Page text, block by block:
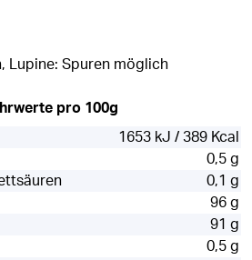
Lupine: Spuren möglich
pro 100g
1653 kJ / 389 Kcal
0,5 g
0,1 g
96 g
91 g
0,5 g